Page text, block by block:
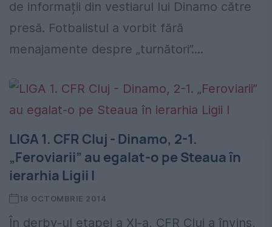
de informații din vestiarul lui Dinamo către
presă. Fotbalistul a vorbit fără
menajamente despre „turnători”....
LIGA 1. CFR Cluj - Dinamo, 2-1.
„Feroviarii” au egalat-o pe Steaua în
ierarhia Ligii I
18 OCTOMBRIE 2014
În derby-ul etapei a XI-a, CFR Cluj a învins,